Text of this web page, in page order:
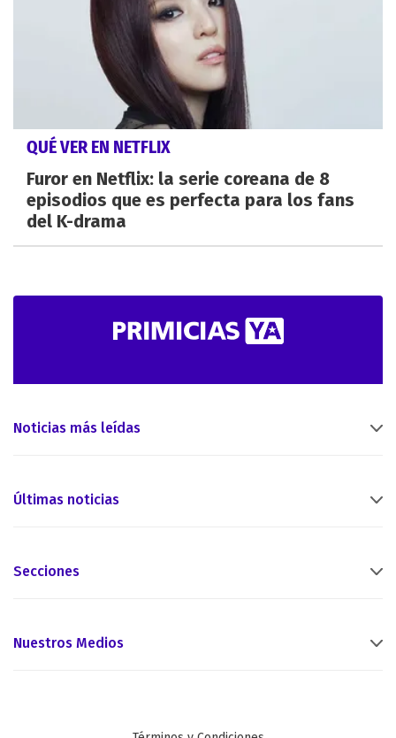
QUÉ VER EN NETFLIX
Furor en Netflix: la serie coreana de 8
episodios que es perfecta para los fans
del K-drama
Noticias más leídas
Últimas noticias
Secciones
Nuestros Medios